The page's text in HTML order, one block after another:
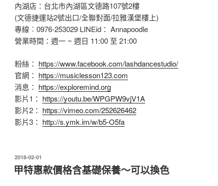
內湖店：台北市內湖區文德路107號2樓
(文德捷運站2號出口/全聯對面/拉雅漢堡樓上)
專線︰0976-253029 LINEid： Annapoodle
營業時間：週一 ~ 週日 11:00 至 21:00
粉絲： https://www.facebook.com/lashdancestudio/
官網： https://musiclesson123.com
消息： https://exploremind.org
影片1： https://youtu.be/WPGPW9vjV1A
影片2： https://vimeo.com/252626462
影片3： http://s.ymk.im/w/b5-O5fa
發
佈
於
2018-02-01
甲特惠款價格含基礎保養～可以換色